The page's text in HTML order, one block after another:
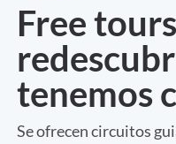
Free
tenemos
Se ofrecen circuitos